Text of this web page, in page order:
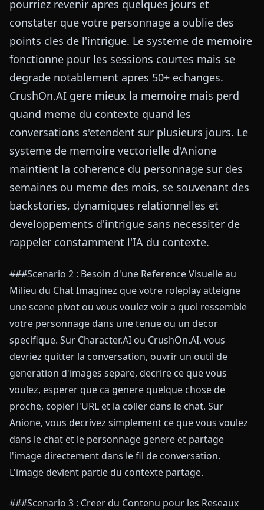
pourriez revenir apres quelques jours et
constater que votre personnage a oublie des
points cles de l'intrigue. Le systeme de memoire
fonctionne pour les sessions courtes mais se
degrade notablement apres 50+ echanges.
CrushOn.AI gere mieux la memoire mais perd
quand meme du contexte quand les
conversations s'etendent sur plusieurs jours. Le
systeme de memoire vectorielle d'Anione
maintient la coherence du personnage sur des
semaines ou meme des mois, se souvenant des
backstories, dynamiques relationnelles et
developpements d'intrigue sans necessiter de
rappeler constamment l'IA du contexte.
###Scenario 2 : Besoin d'une Reference Visuelle au
Milieu du Chat Imaginez que votre roleplay atteigne
une scene pivot ou vous voulez voir a quoi ressemble
votre personnage dans une tenue ou un decor
specifique. Sur Character.AI ou CrushOn.AI, vous
devriez quitter la conversation, ouvrir un outil de
generation d'images separe, decrire ce que vous
voulez, esperer que ca genere quelque chose de
proche, copier l'URL et la coller dans le chat. Sur
Anione, vous decrivez simplement ce que vous voulez
dans le chat et le personnage genere et partage
l'image directement dans le fil de conversation.
L'image devient partie du contexte partage.
###Scenario 3 : Creer du Contenu pour les Reseaux